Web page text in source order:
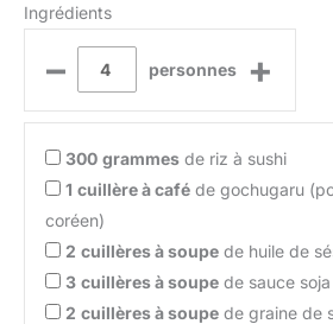
Ingrédients
– personnes +
300 grammes de riz à sushi
1 cuillère à café de gochugaru
coréen)
2 cuillères à soupe de huile de
3 cuillères à soupe de sauce soja
2 cuillères à soupe de graine de